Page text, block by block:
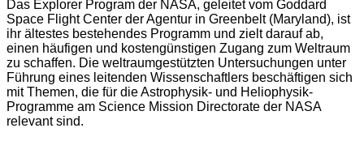
Das Explorer Program der NASA, geleitet vom Goddard
Space Flight Center der Agentur in Greenbelt (Maryland), ist
ihr ältestes bestehendes Programm und zielt darauf ab,
einen häufigen und kostengünstigen Zugang zum Weltraum
zu schaffen. Die weltraumgestützten Untersuchungen unter
Führung eines leitenden Wissenschaftlers beschäftigen sich
mit Themen, die für die Astrophysik- und Heliophysik-
Programme am Science Mission Directorate der NASA
relevant sind.